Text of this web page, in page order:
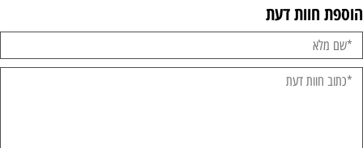
הוספת חוות דעת